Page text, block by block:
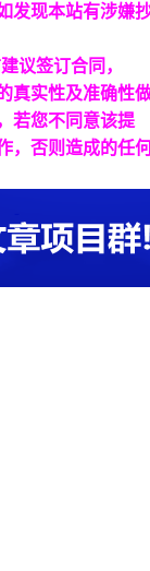
发现本站有涉嫌
议签订合同，
真实性及准确性
若您不同意该提
，否则造成的任